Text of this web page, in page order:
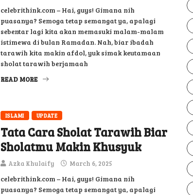
celebrithink.com – Hai, guys! Gimana nih
puasanya? Semoga tetap semangat ya, apalagi
sebentar lagi kita akan memasuki malam-malam
istimewa di bulan Ramadan. Nah, biar ibadah
tarawih kita makin afdol, yuk simak keutamaan
sholat tarawih berjamaah
READ MORE
ISLAMI UPDATE
Tata Cara Sholat Tarawih Biar
Sholatmu Makin Khusyuk
Azka Khulaify March 6, 2025
celebrithink.com – Hai, guys! Gimana nih
puasanya? Semoga tetap semangat ya, apalagi